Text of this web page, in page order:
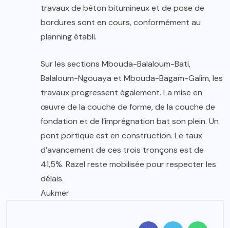
travaux de béton bitumineux et de pose de
bordures sont en cours, conformément au
planning établi.
Sur les sections Mbouda-Balaloum-Bati,
Balaloum-Ngouaya et Mbouda-Bagam-Galim, les
travaux progressent également. La mise en
œuvre de la couche de forme, de la couche de
fondation et de l’imprégnation bat son plein. Un
pont portique est en construction. Le taux
d’avancement de ces trois tronçons est de
41,5%. Razel reste mobilisée pour respecter les
délais.
Aukmer